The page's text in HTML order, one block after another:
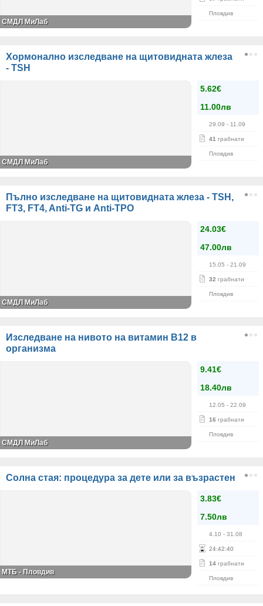
Пловдив
СМДЛ МиЛаб
Хормонално изследване на щитовидната жлеза
- TSH
5.62€
11.00лв
29.09 - 11.09
41 грабнати
Пловдив
СМДЛ МиЛаб
Пълно изследване на щитовидната жлеза - TSH,
FT3, FT4, Anti-TG и Anti-TPO
24.03€
47.00лв
15.05 - 21.09
32 грабнати
Пловдив
СМДЛ МиЛаб
Изследване на нивото на витамин В12 в
организма
9.41€
18.40лв
12.05 - 22.09
16 грабнати
Пловдив
СМДЛ МиЛаб
Солна стая: процедура за дете или за възрастен
3.83€
7.50лв
4.10 - 31.08
24:42:39
14 грабнати
Пловдив
МТБ - Пловдив